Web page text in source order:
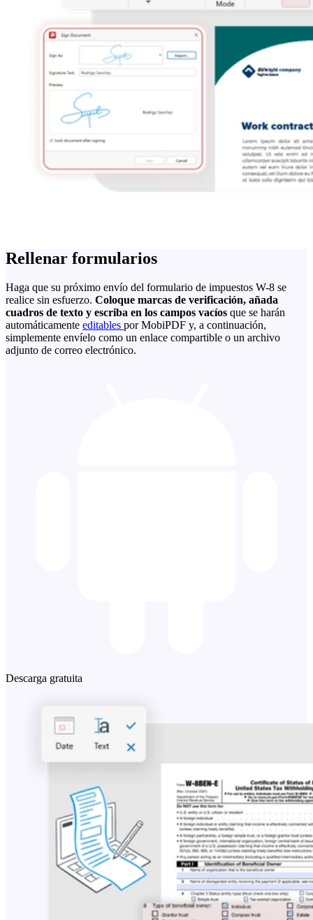
Rellenar formularios
Haga que su próximo envío del formulario de impuestos W-8 se
realice sin esfuerzo. Coloque marcas de verificación, añada
cuadros de texto y escriba en los campos vacíos que se harán
automáticamente editables por MobiPDF y, a continuación,
simplemente envíelo como un enlace compartible o un archivo
adjunto de correo electrónico.
Descarga gratuita